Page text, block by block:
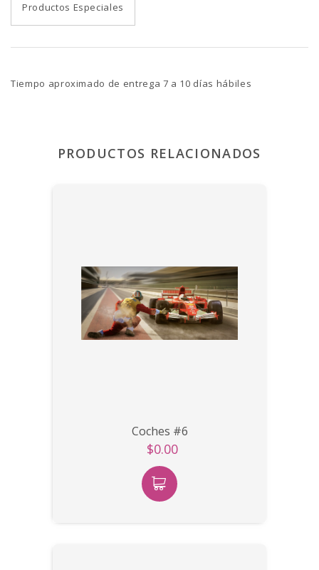
Productos Especiales
Tiempo aproximado de entrega 7 a 10 días hábiles
PRODUCTOS RELACIONADOS
Coches #6
$0.00